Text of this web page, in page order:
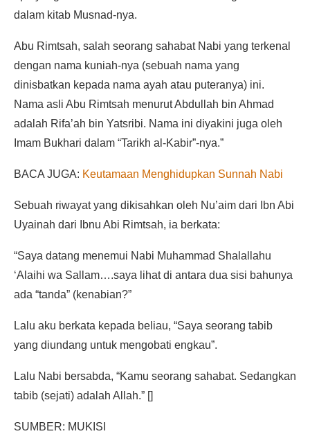
dalam kitab Musnad-nya.
Abu Rimtsah, salah seorang sahabat Nabi yang terkenal
dengan nama kuniah-nya (sebuah nama yang
dinisbatkan kepada nama ayah atau puteranya) ini.
Nama asli Abu Rimtsah menurut Abdullah bin Ahmad
adalah Rifa’ah bin Yatsribi. Nama ini diyakini juga oleh
Imam Bukhari dalam “Tarikh al-Kabir”-nya.”
BACA JUGA: Keutamaan Menghidupkan Sunnah Nabi
Sebuah riwayat yang dikisahkan oleh Nu’aim dari Ibn Abi
Uyainah dari Ibnu Abi Rimtsah, ia berkata:
“Saya datang menemui Nabi Muhammad Shalallahu
‘Alaihi wa Sallam….saya lihat di antara dua sisi bahunya
ada “tanda” (kenabian?”
Lalu aku berkata kepada beliau, “Saya seorang tabib
yang diundang untuk mengobati engkau”.
Lalu Nabi bersabda, “Kamu seorang sahabat. Sedangkan
tabib (sejati) adalah Allah.” []
SUMBER: MUKISI